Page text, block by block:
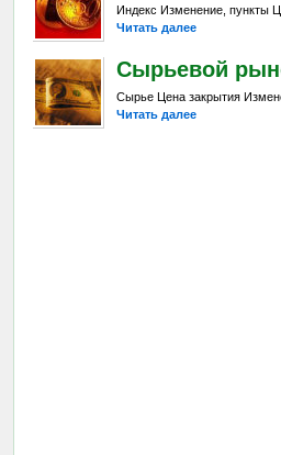
Индекс Изменение, пункты
Читать далее
Сырьевой
Сырье Цена закрытия
Читать далее